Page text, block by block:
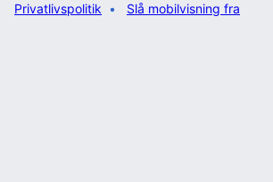
Privatlivspolitik Slå mobilvisning fra